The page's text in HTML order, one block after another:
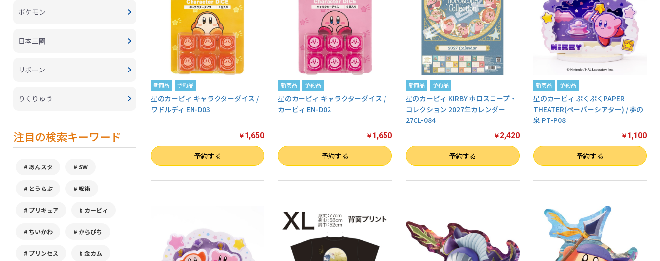
ポケモン
日本三國
リボーン
りくりゅう
注目の検索キーワード
あんスタ SW
とうらぶ 呪術
プリキュア カービィ
ちいかわ からぴち
プリンセス 金カム
新商品 予約品
星のカービィ キャラクターダイス /
ワドルディ EN-D03
￥ 1,650
数量 予約する
新商品 予約品
星のカービィ キャラクターダイス /
カービィ EN-D02
￥ 1,650
数量 予約する
新商品 予約品
星のカービィ KIRBY ホロスコープ・
コレクション 2027年カレンダー
27CL-084
￥ 2,420
数量 予約する
新商品 予約品
星のカービィ ぷくぷくPAPER
THEATER(ペーパーシアター) / 夢の
泉 PT-P08
￥ 1,100
数量 予約する